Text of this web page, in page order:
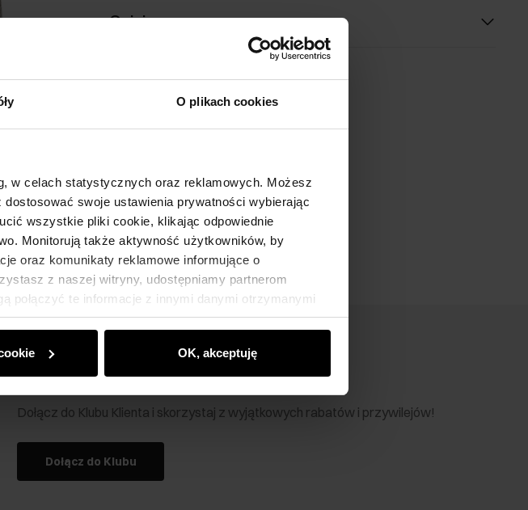
O plikach cookies
w celach statystycznych oraz reklamowych. Możesz
swoje ustawienia prywatności wybierając
wszystkie pliki cookie, klikając odpowiednie
Monitorują także aktywność użytkowników, by
oraz komunikaty reklamowe informujące o
z naszej witryny, udostępniamy partnerom
połączyć te informacje z innymi danymi otrzymanymi
OK, akceptuję
Opinie
Klub Klienta Ochnik
Dołącz do Klubu Klienta i skorzystaj z wyjątkowych rabatów i przywilejów!
Dołącz do Klubu